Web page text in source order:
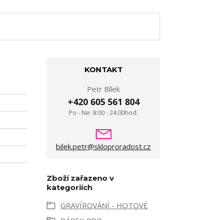
KONTAKT
Petr Bílek
+420 605 561 804
Po - Ne: 8:00 - 24:00hod.
bilek.petr@skloproradost.cz
Zboží zařazeno v
kategoriích
GRAVÍROVÁNÍ - HOTOVÉ